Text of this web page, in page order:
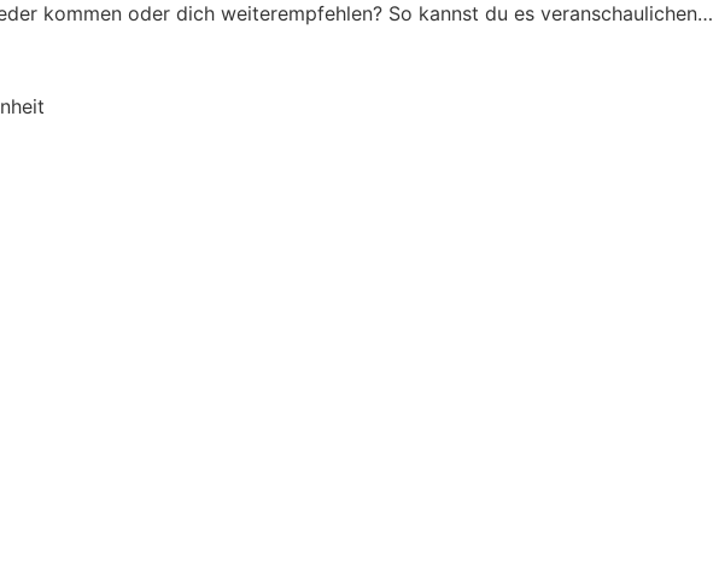
kommen oder dich weiterempfehlen? So kannst du es veranschaulichen…